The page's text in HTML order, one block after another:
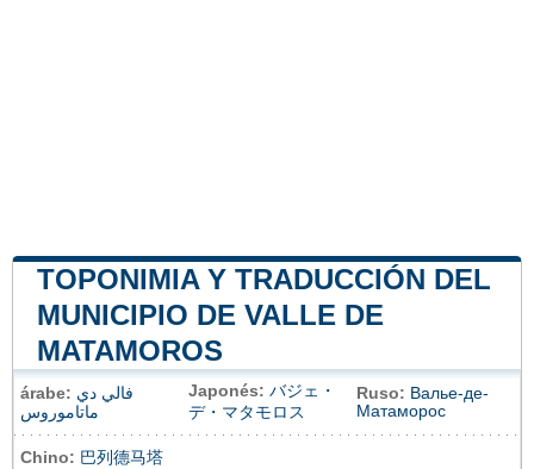
TOPONIMIA Y TRADUCCIÓN DEL
MUNICIPIO DE VALLE DE
MATAMOROS
árabe: فالي دي
ماتاموروس
Japonés: バジェ・
デ・マタモロス
Ruso: Валье-де-
Матаморос
Chino: 巴列德马塔